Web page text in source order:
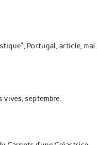
Portugal, article, mai.
vives, septembre.